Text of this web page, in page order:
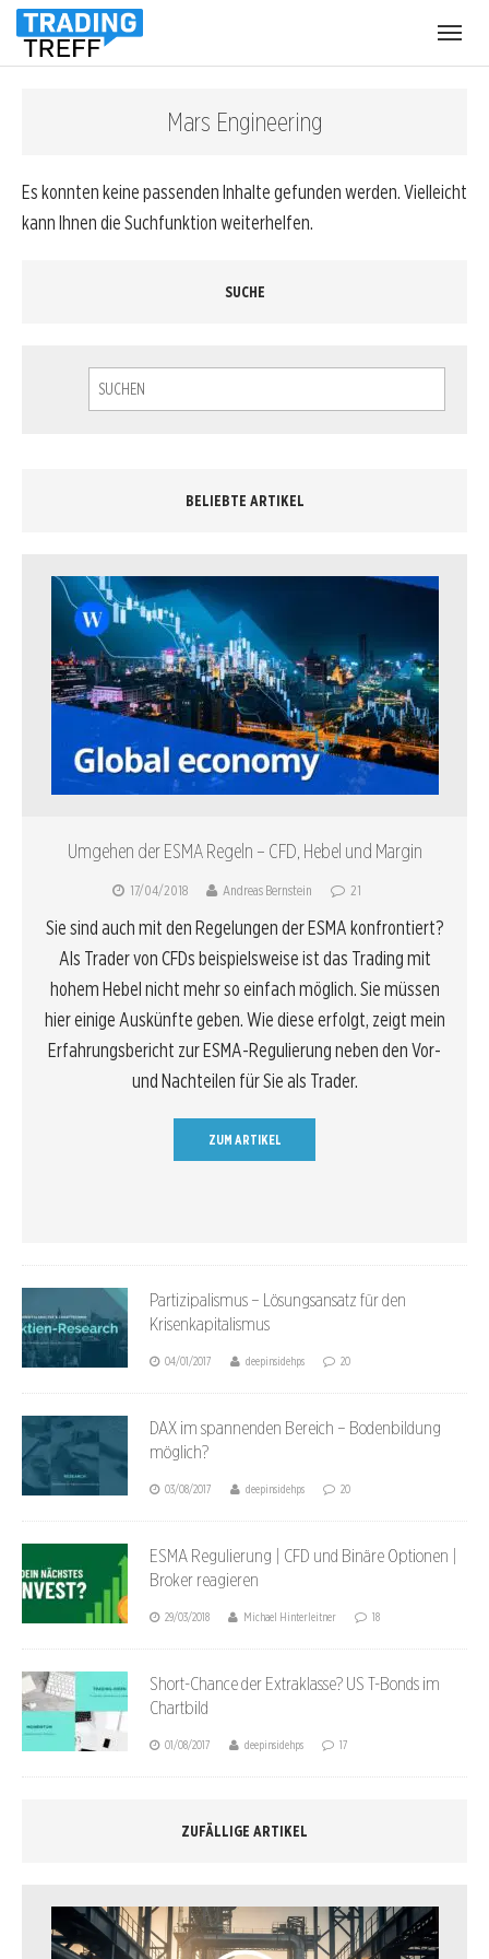
Mars Engineering
Es konnten keine passenden Inhalte gefunden werden. Vielleicht
kann Ihnen die Suchfunktion weiterhelfen.
SUCHE
BELIEBTE ARTIKEL
Umgehen der ESMA Regeln – CFD, Hebel und Margin
17/04/2018 Andreas Bernstein 21
Sie sind auch mit den Regelungen der ESMA konfrontiert?
Als Trader von CFDs beispielsweise ist das Trading mit
hohem Hebel nicht mehr so einfach möglich. Sie müssen
hier einige Auskünfte geben. Wie diese erfolgt, zeigt mein
Erfahrungsbericht zur ESMA-Regulierung neben den Vor-
und Nachteilen für Sie als Trader.
ZUM ARTIKEL
Partizipalismus – Lösungsansatz für den
Krisenkapitalismus
04/01/2017 deepinsidehps 20
DAX im spannenden Bereich – Bodenbildung
möglich?
03/08/2017 deepinsidehps 20
ESMA Regulierung | CFD und Binäre Optionen |
Broker reagieren
29/03/2018 Michael Hinterleitner 18
Short-Chance der Extraklasse? US T-Bonds im
Chartbild
01/08/2017 deepinsidehps 17
ZUFÄLLIGE ARTIKEL